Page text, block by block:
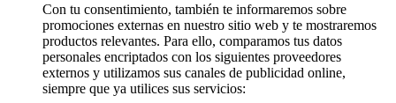
Con tu consentimiento, también te informaremos sobre
promociones externas en nuestro sitio web y te mostraremos
productos relevantes. Para ello, comparamos tus datos
personales encriptados con los siguientes proveedores
externos y utilizamos sus canales de publicidad online,
siempre que ya utilices sus servicios: